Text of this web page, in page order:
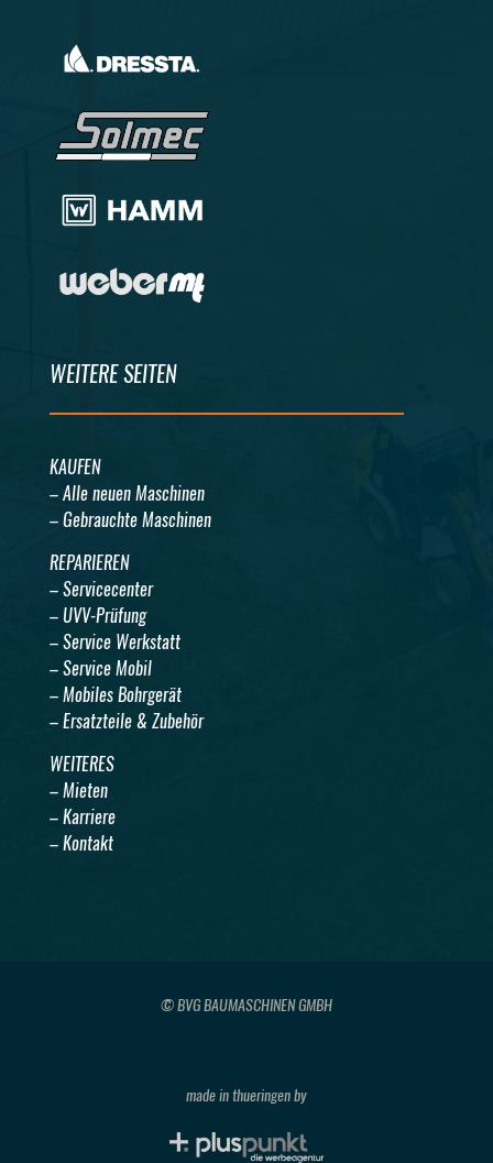
WEITERE SEITEN
KAUFEN
– Alle neuen Maschinen
– Gebrauchte Maschinen
REPARIEREN
– Servicecenter
– UVV-Prüfung
– Service Werkstatt
– Service Mobil
– Mobiles Bohrgerät
– Ersatzteile & Zubehör
WEITERES
– Mieten
– Karriere
– Kontakt
© BVG BAUMASCHINEN GMBH
made in thueringen by